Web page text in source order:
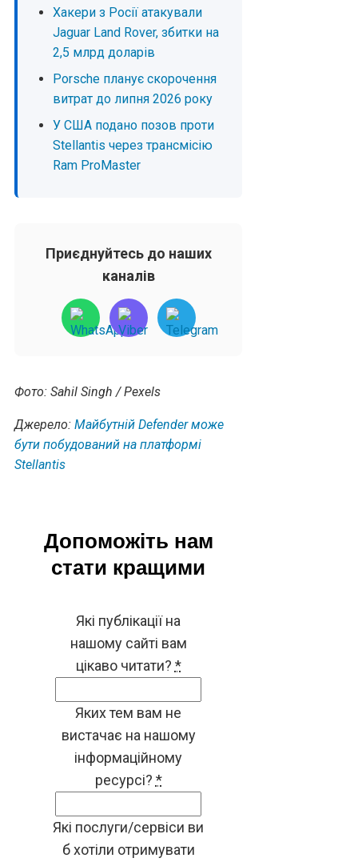
Хакери з Росії атакували
Jaguar Land Rover, збитки на
2,5 млрд доларів
Porsche планує скорочення
витрат до липня 2026 року
У США подано позов проти
Stellantis через трансмісію
Ram ProMaster
Приєднуйтесь до наших
каналів
Фото: Sahil Singh / Pexels
Джерело: Майбутній Defender може
бути побудований на платформі
Stellantis
Допоможіть нам
стати кращими
Які публікації на
нашому сайті вам
цікаво читати? *
Яких тем вам не
вистачає на нашому
інформаційному
ресурсі? *
Які послуги/сервіси ви
б хотіли отримувати